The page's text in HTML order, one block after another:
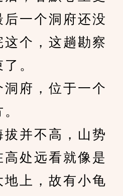
一个洞府还没
个，这趟勘察
。
府，位于一个
并不高，山势
处远看就像是
上，故有小龟